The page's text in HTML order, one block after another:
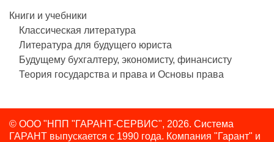
Книги и учебники
Классическая литература
Литература для будущего юриста
Будущему бухгалтеру, экономисту, финансисту
Теория государства и права и Основы права
© ООО "НПП "ГАРАНТ-СЕРВИС", 2026. Система
ГАРАНТ выпускается с 1990 года. Компания "Гарант" и